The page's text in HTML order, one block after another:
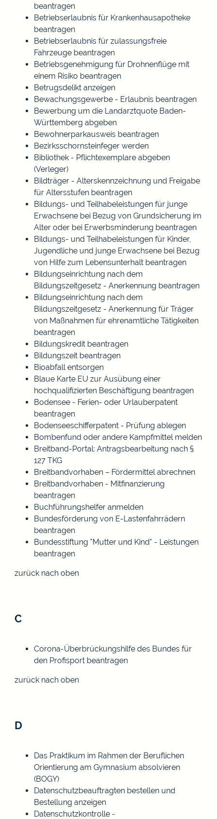
beantragen
Betriebserlaubnis für Krankenhausapotheke
beantragen
Betriebserlaubnis für zulassungsfreie
Fahrzeuge beantragen
Betriebsgenehmigung für Drohnenflüge mit
einem Risiko beantragen
Betrugsdelikt anzeigen
Bewachungsgewerbe - Erlaubnis beantragen
Bewerbung um die Landarztquote Baden-
Württemberg abgeben
Bewohnerparkausweis beantragen
Bezirksschornsteinfeger werden
Bibliothek - Pflichtexemplare abgeben
(Verleger)
Bildträger - Alterskennzeichnung und Freigabe
für Altersstufen beantragen
Bildungs- und Teilhabeleistungen für junge
Erwachsene bei Bezug von Grundsicherung im
Alter oder bei Erwerbsminderung beantragen
Bildungs- und Teilhabeleistungen für Kinder,
Jugendliche und junge Erwachsene bei Bezug
von Hilfe zum Lebensunterhalt beantragen
Bildungseinrichtung nach dem
Bildungszeitgesetz - Anerkennung beantragen
Bildungseinrichtung nach dem
Bildungszeitgesetz - Anerkennung für Träger
von Maßnahmen für ehrenamtliche Tätigkeiten
beantragen
Bildungskredit beantragen
Bildungszeit beantragen
Bioabfall entsorgen
Blaue Karte EU zur Ausübung einer
hochqualifizierten Beschäftigung beantragen
Bodensee - Ferien- oder Urlauberpatent
beantragen
Bodenseeschifferpatent - Prüfung ablegen
Bombenfund oder andere Kampfmittel melden
Breitband-Portal: Antragsbearbeitung nach §
127 TKG
Breitbandvorhaben – Fördermittel abrechnen
Breitbandvorhaben - Mitfinanzierung
beantragen
Buchführungshelfer anmelden
Bundesförderung von E-Lastenfahrrädern
beantragen
Bundesstiftung "Mutter und Kind" - Leistungen
beantragen
zurück nach oben
C
Corona-Überbrückungshilfe des Bundes für
den Profisport beantragen
zurück nach oben
D
Das Praktikum im Rahmen der Beruflichen
Orientierung am Gymnasium absolvieren
(BOGY)
Datenschutzbeauftragten bestellen und
Bestellung anzeigen
Datenschutzkontrolle -